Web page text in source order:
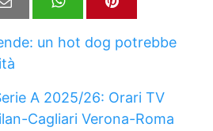
un hot dog potrebbe
A 2025/26: Orari TV
Cagliari Verona-Roma